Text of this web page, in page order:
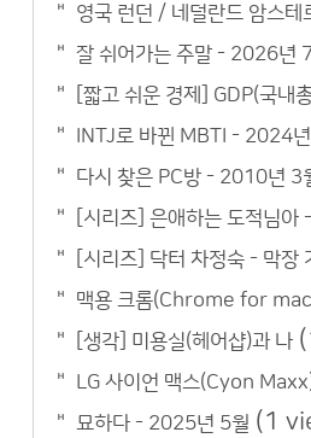
영국 런던 / 네덜란드 암스
잘 쉬어가는 주말 - 2026년
[짧고 쉬운 경제] GDP(국
INTJ로 바뀐 MBTI - 2024
다시 찾은 PC방 - 2010년 3
[시리즈] 은애하는 도적님아
[시리즈] 닥터 차정숙 - 막장
맥용 크롬(Chrome for
[생각] 미용실(헤어샵)과 나
LG 사이언 맥스(Cyon
묘하다 - 2025년 5월 (1